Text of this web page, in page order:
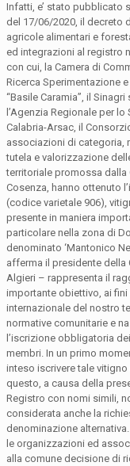
Infatti, e’ stato pubblicato
del 17/06/2020, il decreto
agricole alimentari e
ed integrazioni al registro
con cui, la Camera di
Ricerca Sperimentazione
“Basile Caramia”, il
l’Agenzia Regionale per
Calabria-Arsac, il
associazioni di categoria,
tutela e valorizzazione
territoriale promossa dalla
Cosenza, hanno ottenuto
(codice varietale 906),
presente in maniera
particolare nella zona di
denominato ‘Mantonico
afferma il presidente della
Algieri – rappresenta il
importante obiettivo, ai
internazionale del nostro
normative comunitarie e
l’iscrizione obbligatoria
membri. In un primo
inteso iscrivere tale
questo, a causa della
Registro con nomi simili,
considerata anche la
denominazione
le organizzazioni ed
alla comune decisione di